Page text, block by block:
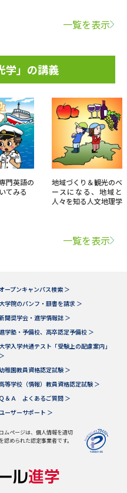
一覧を表示
学」の講義
門英語の
てみる
地域づくり＆観光のベ
ースになる、地域と
人々を知る人文地理学
一覧を表示
ープンキャンパス検索 ＞
大学院のパンフ・願書を請求 ＞
聞奨学会・進学情報誌 ＞
学塾・予備校、高卒認定予備校 ＞
大学入学共通テスト「受験上の配慮案内」
＞
稚園教員資格認定試験 ＞
等学校（情報）教員資格認定試験 ＞
Ｑ＆Ａ よくあるご質問 ＞
ユーザーサポート ＞
ムページは、個人情報を適切
められた認定事業者です。